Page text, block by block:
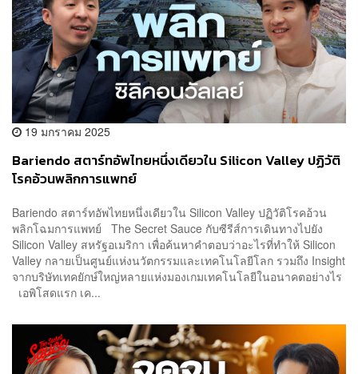
19 มกราคม 2025
Bariendo สตาร์ทอัพไทยหนึ่งเดียวใน Silicon Valley ปฏิวัติ
โรคอ้วนพลิกการแพทย์
Bariendo สตาร์ทอัพไทยหนึ่งเดียวใน Silicon Valley ปฏิวัติโรคอ้วน
พลิกโฉมการแพทย์ The Secret Sauce กับซีรีส์การเดินทางไปยัง
Silicon Valley สหรัฐอเมริกา เพื่อค้นหาคำตอบว่าอะไรที่ทำให้ Silicon
Valley กลายเป็นศูนย์แห่งนวัตกรรมและเทคโนโลยีโลก รวมถึง Insight
จากบริษัทเทคยักษ์ใหญ่หลายแห่งมองเกมเทคโนโลยีในอนาคตอย่างไร
เอพิโสดแรก เค...